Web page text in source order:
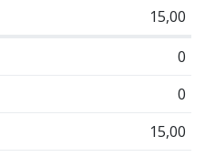
15,00
0
0
15,00